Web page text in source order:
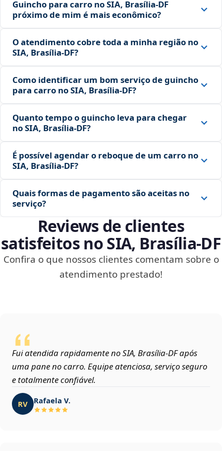
Guincho para carro no SIA, Brasília‑DF
próximo de mim é mais econômico?
O atendimento cobre toda a minha região no
SIA, Brasília‑DF?
Como identificar um bom serviço de guincho
para carro no SIA, Brasília‑DF?
Quanto tempo o guincho leva para chegar
no SIA, Brasília‑DF?
É possível agendar o reboque de um carro no
SIA, Brasília‑DF?
Quais formas de pagamento são aceitas no
serviço?
Reviews de clientes
satisfeitos no SIA, Brasília‑DF
Confira o que nossos clientes comentam sobre o
atendimento prestado!
Fui atendida rapidamente no SIA, Brasília‑DF após
uma pane no carro. Equipe atenciosa, serviço seguro
e totalmente confiável.
RV Rafaela V.